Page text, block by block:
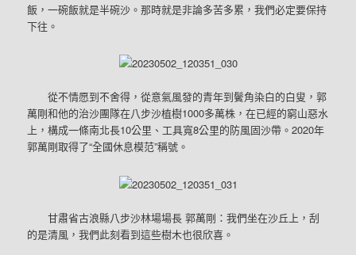
飯，一碗飯就是半碗沙。那時就是非論多苦多累，我們必定要保持
下往。
從不情愿到不舍得，從意氣風發的青年到鬢角染白的白叟，郭
萬剛和他的治沙團隊在八步沙植樹1000多萬株，在已經的窮山惡水
上，構成一條南北長10公里、工具寬8公里的防風固沙帶。2020年
郭萬剛取得了“全國休息模范”稱號。
甘肅省古浪縣八步沙林場場長 郭萬剛：我們坐在沙丘上，刮
的是清風，我們此刻看到這些樹木也很欣喜。